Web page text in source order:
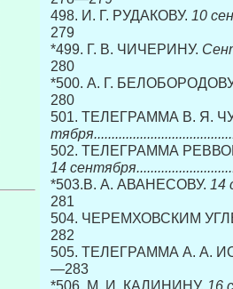
498. И. Г. РУДАКОВУ. 10
279
*499. Г. В. ЧИЧЕРИНУ.
280
*500. А. Г.
280
501. ТЕЛЕГРАММА В. Я.
502. ТЕЛЕГРАММА
14
*503.В. А. АВАНЕСОВУ. 14
281
504. ЧЕРЕМХОВСКИМ
282
505. ТЕЛЕГРАММА А. А.
—283
*506. М. И. КАЛИНИНУ. 16